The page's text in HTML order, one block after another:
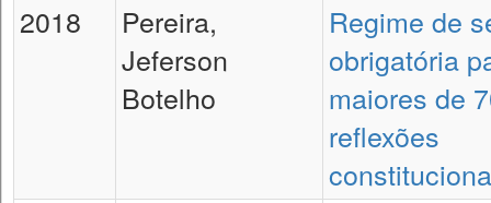
2018
Pereira,
Jeferson
Botelho
Regime de
obrigatória
maiores de
reflexões